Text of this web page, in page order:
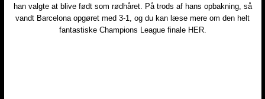
han valgte at blive født som rødhåret. På trods af hans opbakning, så
vandt Barcelona opgøret med 3-1, og du kan læse mere om den helt
fantastiske Champions League finale HER.